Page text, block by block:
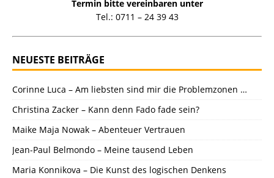
Termin bitte vereinbaren unter
Tel.: 0711 – 24 39 43
NEUESTE BEITRÄGE
Corinne Luca – Am liebsten sind mir die Problemzonen …
Christina Zacker – Kann denn Fado fade sein?
Maike Maja Nowak – Abenteuer Vertrauen
Jean-Paul Belmondo – Meine tausend Leben
Maria Konnikova – Die Kunst des logischen Denkens